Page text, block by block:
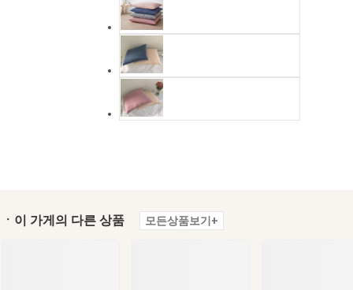
ㆍ이 가게의 다른 상품 모든상품보기+